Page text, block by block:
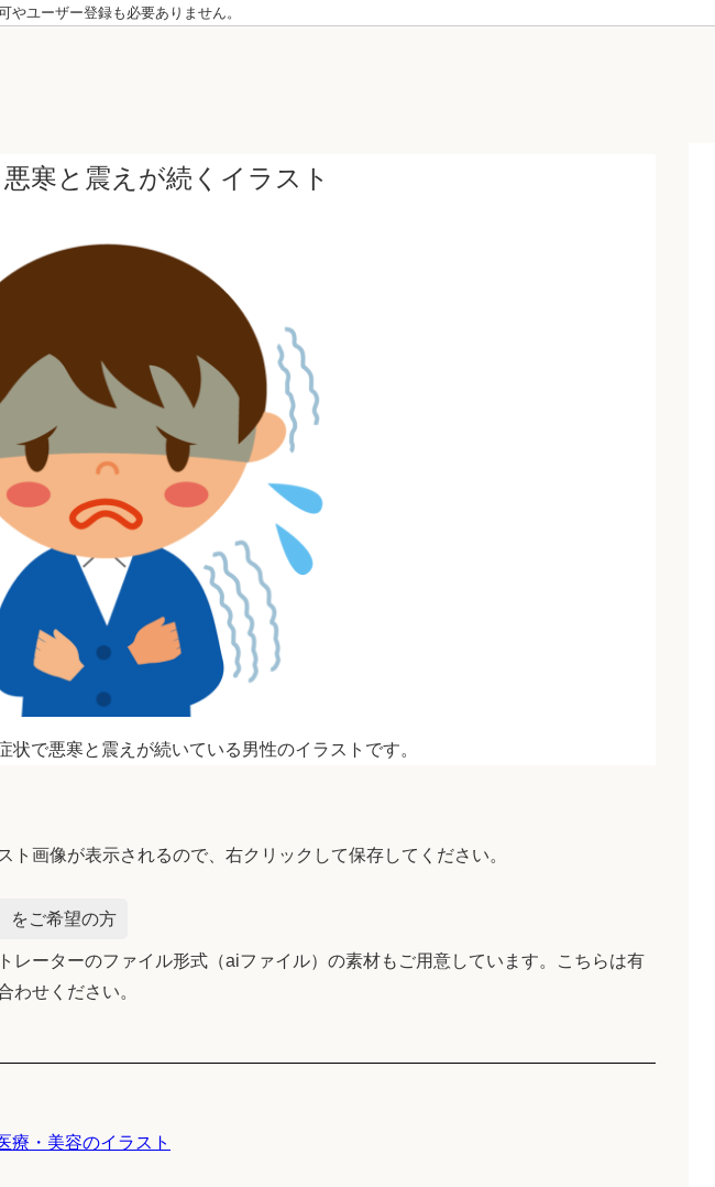
ユーザー登録も必要ありません。
寒と震えが続くイラスト
状で悪寒と震えが続いている男性のイラストです。
画像が表示されるので、右クリックして保存してください。
をご希望の方
レーターのファイル形式（aiファイル）の素材もご用意しています。こちらは有
わせください。
療・美容のイラスト